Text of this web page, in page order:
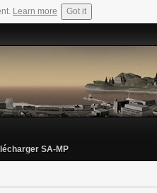
Learn more Got it
SA-MP